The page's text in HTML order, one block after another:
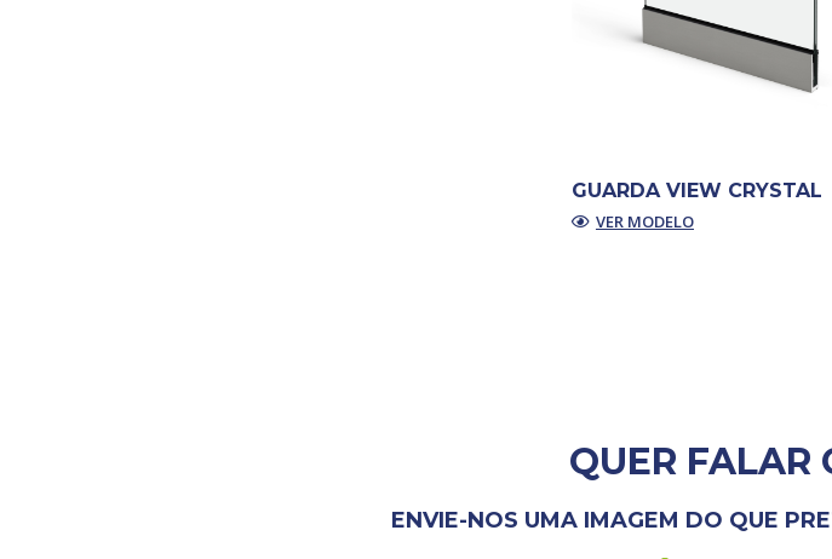
GUARDA VIEW CRYSTAL
VER MODELO
QUER FALAR
ENVIE-NOS UMA IMAGEM DO QUE